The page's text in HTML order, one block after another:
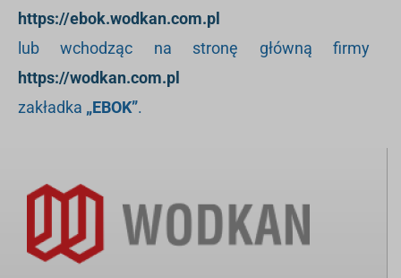
https://ebok.wodkan.com.pl
lub wchodząc na stronę główną firmy
https://wodkan.com.pl
zakładka „EBOK”.